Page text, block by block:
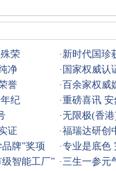
荣 · 新时代国珍
净 · 国家权威认
誉 ·百余家权威
纪 ·重磅喜讯
·无限极(香
证 ·福瑞达研创
牌”奖项 ·专业是底色
智能工厂” ·三生一参元